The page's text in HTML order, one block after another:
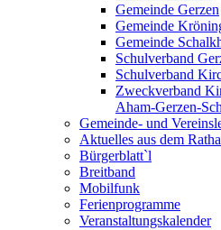
Gemeinde Gerzen
Gemeinde
Gemeinde
Schulverband
Schulverband
Zweckverband
Aham-Gerzen-
Gemeinde- und
Aktuelles aus dem
Bürgerblatt`l
Breitband
Mobilfunk
Ferienprogramme
Veranstaltungskalender